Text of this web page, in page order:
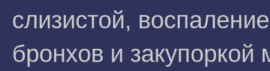
слизистой,
бронхов и закупоркой